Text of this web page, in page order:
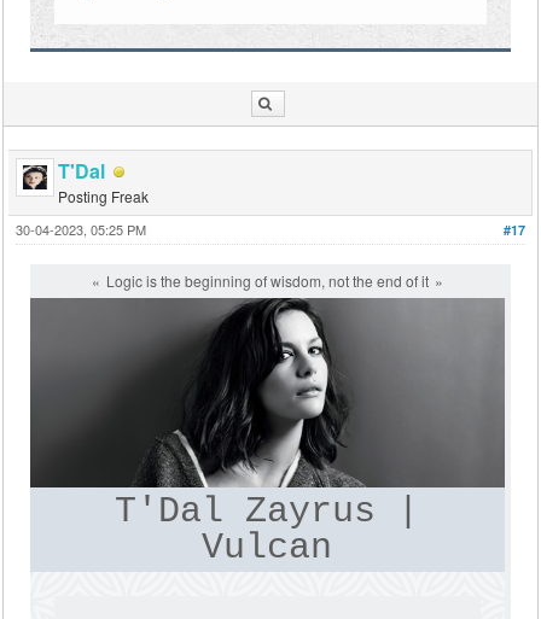
T'Dal
Posting Freak
#17
30-04-2023, 05:25 PM
Logic is the beginning of wisdom, not the end of it
T'Dal Zayrus |
Vulcan